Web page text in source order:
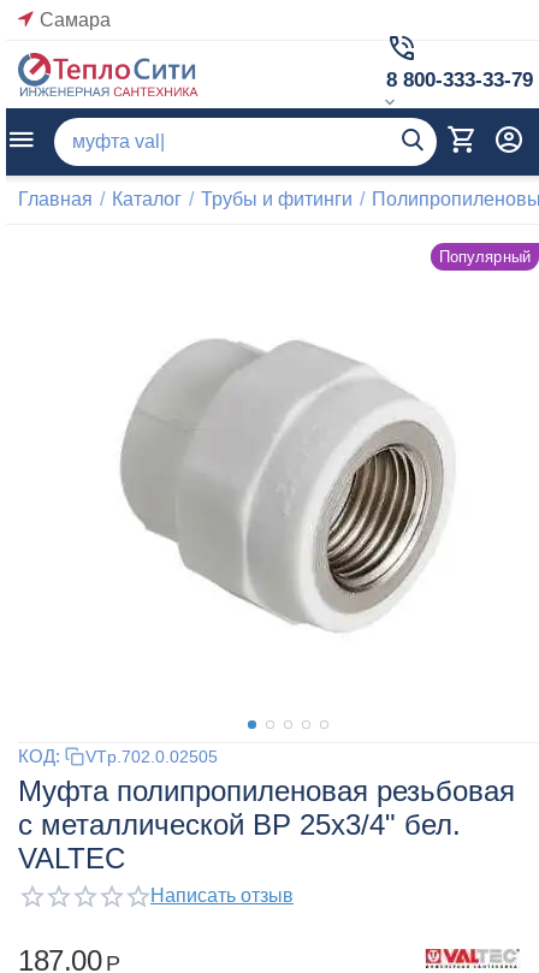
Самара
8 800-333-33-79
Главная / Каталог / Трубы и фитинги /
Популярный
КОД: VTp.702.0.02505
Муфта полипропиленовая резьбовая
с металлической ВР 25x3/4" бел.
VALTEC
Написать отзыв
187.00 Р